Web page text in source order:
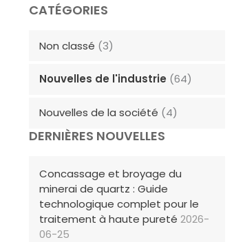
CATÉGORIES
Non classé (3)
Nouvelles de l'industrie (64)
Nouvelles de la société (4)
DERNIÈRES NOUVELLES
Concassage et broyage du
minerai de quartz : Guide
technologique complet pour le
traitement à haute pureté 2026-
06-25